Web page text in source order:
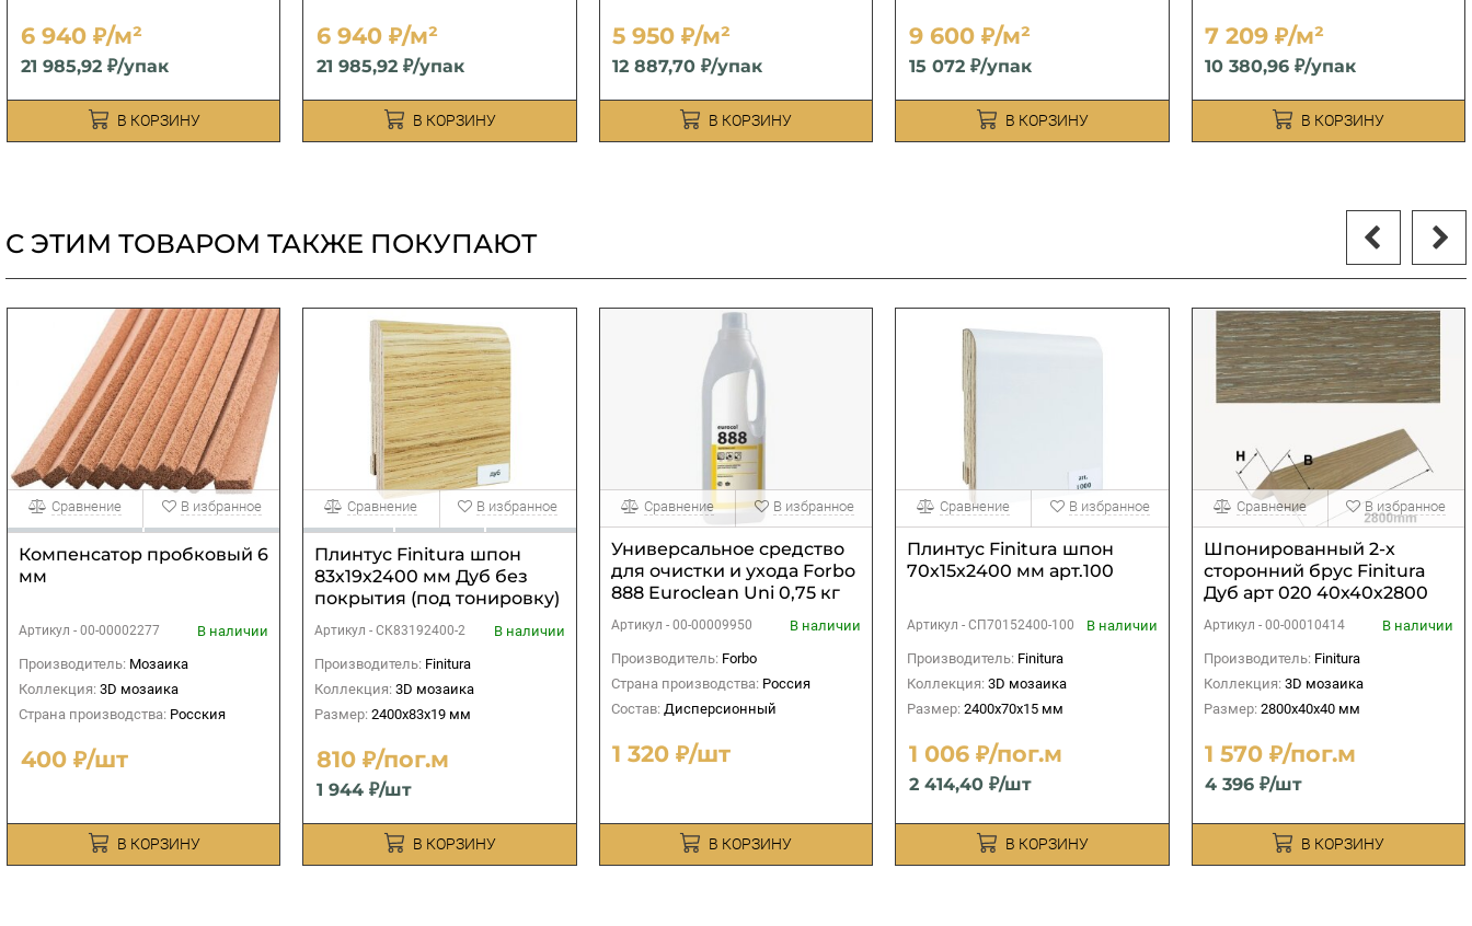
6 940 ₽/м²
21 985,92 ₽/упак
В КОРЗИНУ
6 940 ₽/м²
21 985,92 ₽/упак
В КОРЗИНУ
5 950 ₽/м²
12 887,70 ₽/упак
В КОРЗИНУ
9 600 ₽/м²
15 072 ₽/упак
В КОРЗИНУ
7 209 ₽/м²
10 380,96 ₽/упак
В КОРЗИНУ
С ЭТИМ ТОВАРОМ ТАКЖЕ ПОКУПАЮТ
Компенсатор пробковый 6
мм
Артикул - 00-00002277
В наличии
Производитель: Мозаика
Коллекция: 3D мозаика
Страна производства: Росския
400 ₽/шт
В КОРЗИНУ
Сравнение В избранное
Плинтус Finitura шпон
83х19х2400 мм Дуб без
покрытия (под тонировку)
Артикул -СК83192400-2
В наличии
Производитель: Finitura
Коллекция: 3D мозаика
Размер: 2400х83х19 мм
810 ₽/пог.м
1 944 ₽/шт
В КОРЗИНУ
Сравнение В избранное
Универсальное средство
для очистки и ухода Forbo
888 Euroclean Uni 0,75 кг
Артикул - 00-00009950
В наличии
Производитель: Forbo
Страна производства: Россия
Состав: Дисперсионный
1 320 ₽/шт
В КОРЗИНУ
Сравнение В избранное
Плинтус Finitura шпон
70х15х2400 мм арт.100
Артикул -СП70152400-100
В наличии
Производитель: Finitura
Коллекция: 3D мозаика
Размер: 2400х70х15 мм
1 006 ₽/пог.м
2 414,40 ₽/шт
В КОРЗИНУ
Сравнение В избранное
Шпонированный 2-х
сторонний брус Finitura
Дуб арт 020 40х40х2800
Артикул - 00-00010414
В наличии
Производитель: Finitura
Коллекция: 3D мозаика
Размер: 2800х40х40 мм
1 570 ₽/пог.м
4 396 ₽/шт
В КОРЗИНУ
Сравнение В избранное